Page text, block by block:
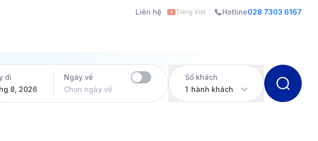
Liên hệ Tiếng Việt Hotline028 7303 6167
đi
8, 2026
Ngày về
Chọn ngày về
Số khách
1 hành khách